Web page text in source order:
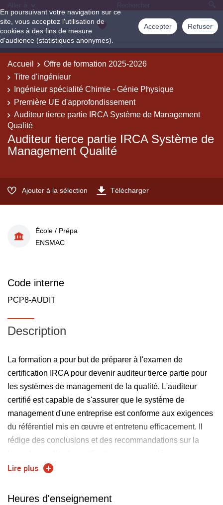
En poursuivant votre navigation sur ce
site, vous acceptez l'utilisation de
cookies à des fins de mesure
d'audience (statistiques anonymes).
Accepter Refuser
Accueil
Offre de formation 2025-2026
Titre d'ingénieur
Ingénieur spécialité Chimie - Génie Physique
Première UE d'approfondissement
Auditeur tierce partie IRCA Système de Management
Qualité
Auditeur tierce partie IRCA Système de
Management Qualité
Ajouter à la sélection Télécharger
École / Prépa
ENSMAC
Code interne
PCP8-AUDIT
Description
La formation a pour but de préparer à l'examen de
certification IRCA pour devenir auditeur tierce partie pour
les systèmes de management de la qualité. L'auditeur
certifié est capable de s'assurer que le système de
management d'une entreprise est conforme aux exigences
du référentiel mis en œuvre et entretenu efficacement. Il
rédige des conclusions et des recommandations sur la
renouvelée.
par tous les organismes de certification
Lire plus
Heures d'enseignement